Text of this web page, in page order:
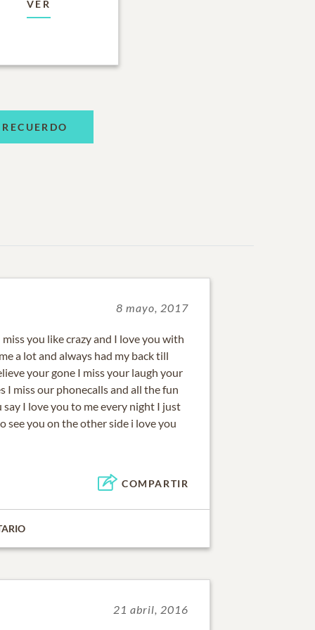
VER
8 mayo, 2017
you like crazy and I love you with
a lot and always had my back till
your gone I miss your laugh your
I miss our phonecalls and all the fun
say I love you to me every night I just
see you on the other side i love you
COMPARTIR
21 abril, 2016